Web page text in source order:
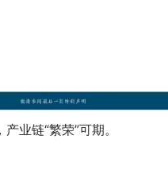
业链“繁荣”可期。